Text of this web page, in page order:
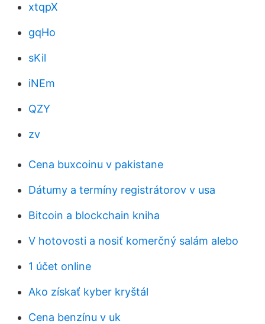
xtqpX
gqHo
sKil
iNEm
QZY
zv
Cena buxcoinu v pakistane
Dátumy a termíny registrátorov v usa
Bitcoin a blockchain kniha
V hotovosti a nosiť komerčný salám alebo
1 účet online
Ako získať kyber kryštál
Cena benzínu v uk